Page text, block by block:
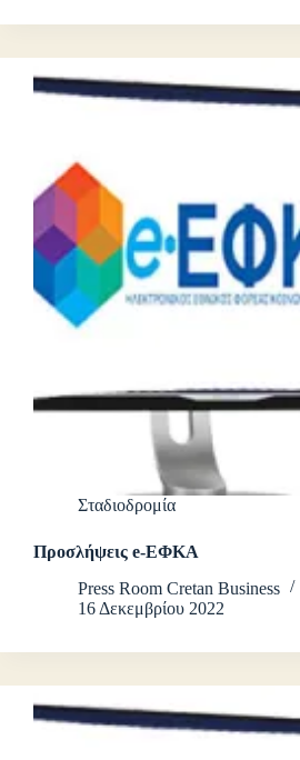
Σταδιοδρομία
Προσλήψεις e-ΕΦΚΑ
Press Room Cretan Business
16 Δεκεμβρίου 2022